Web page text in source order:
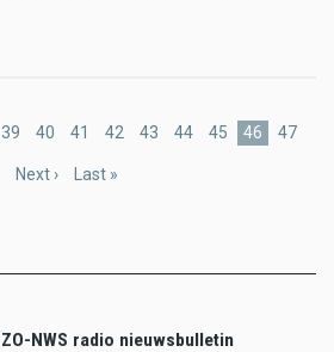
Page
39 Page
40 Page
41 Page
42 Page
43 Page
44 Page
45
Current
46 Page
47
Next
Next ›
Last
Last »
ZO-NWS radio nieuwsbulletin